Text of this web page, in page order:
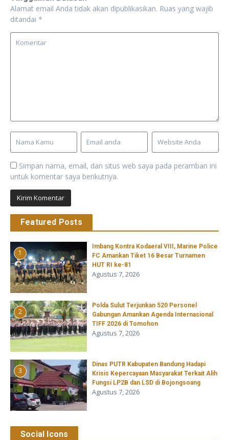
Alamat email Anda tidak akan dipublikasikan. Ruas yang wajib
ditandai *
Simpan nama, email, dan situs web saya pada peramban ini
untuk komentar saya berikutnya.
Featured Posts
1
Imbang Kontra Kodaeral VIII, Marine Police
FC Amankan Tiket 16 Besar Turnamen
HUT RI ke-81
Agustus 7, 2026
2
​Polda Sulut Terjunkan 520 Personel
Gabungan Amankan Agenda Internasional
TIFF 2026 di Tomohon
Agustus 7, 2026
3
Dinas PUTR Kabupaten Bandung Hadapi
Krisis Kepercayaan Masyarakat Terkait Alih
Fungsi LP2B dan LSD di Bojongsoang
Agustus 7, 2026
Social Icons